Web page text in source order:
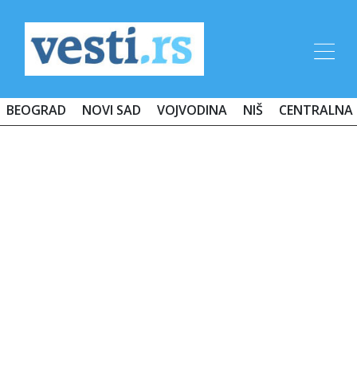
BEOGRAD NOVI SAD VOJVODINA NIŠ CENTRALNA